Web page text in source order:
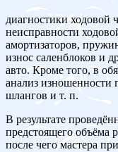
диагностики ходовой
неисправности
амортизаторов,
износ саленблоков и
авто. Кроме того, в
анализ изношенности
шлангов и т. п.
В результате
предстоящего объёма
после чего мастера